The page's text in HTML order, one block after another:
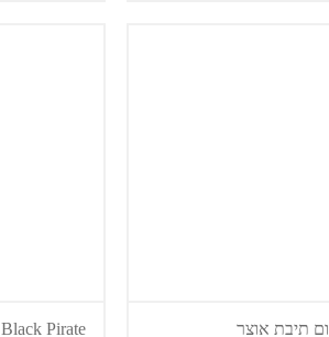
Black Pirate כיסא